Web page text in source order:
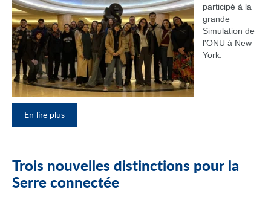
participé à la
grande
Simulation de
l'ONU à New
York.
En lire plus
Trois nouvelles distinctions pour la
Serre connectée